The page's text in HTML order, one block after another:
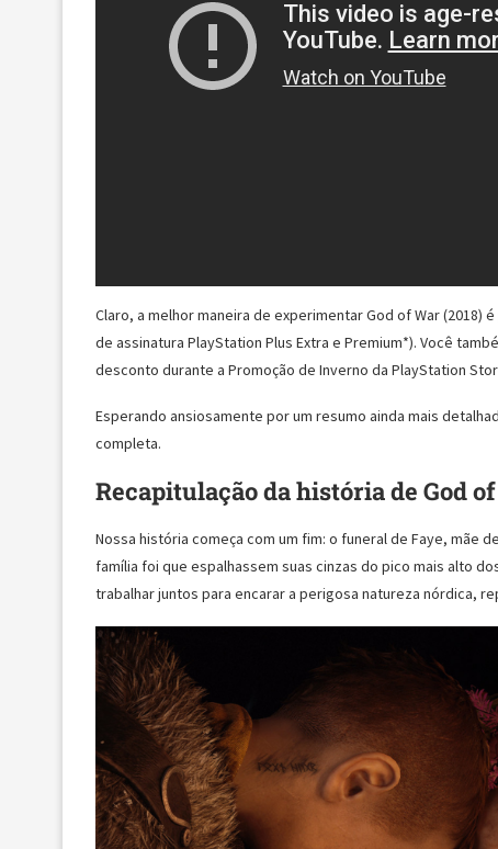
Claro, a melhor maneira de experimentar God of War (2018)
de assinatura PlayStation Plus Extra e Premium*). Você
desconto durante a Promoção de Inverno da PlayStation
Esperando ansiosamente por um resumo ainda mais
completa.
Recapitulação da história de God
Nossa história começa com um fim: o funeral de Faye, mãe
família foi que espalhassem suas cinzas do pico mais alto
trabalhar juntos para encarar a perigosa natureza nórdica,